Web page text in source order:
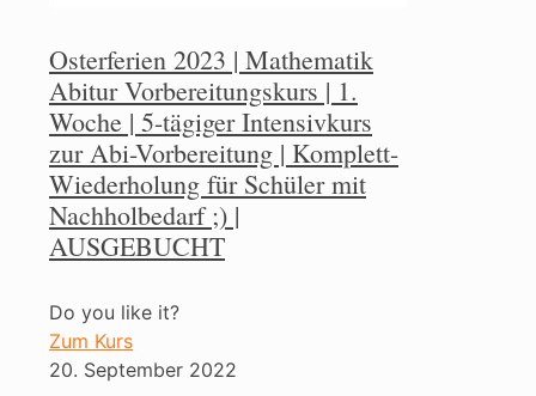
Osterferien 2023 | Mathematik
Abitur Vorbereitungskurs | 1.
Woche | 5-tägiger Intensivkurs
zur Abi-Vorbereitung | Komplett-
Wiederholung für Schüler mit
Nachholbedarf ;) |
AUSGEBUCHT
Do you like it?
Zum Kurs
20. September 2022